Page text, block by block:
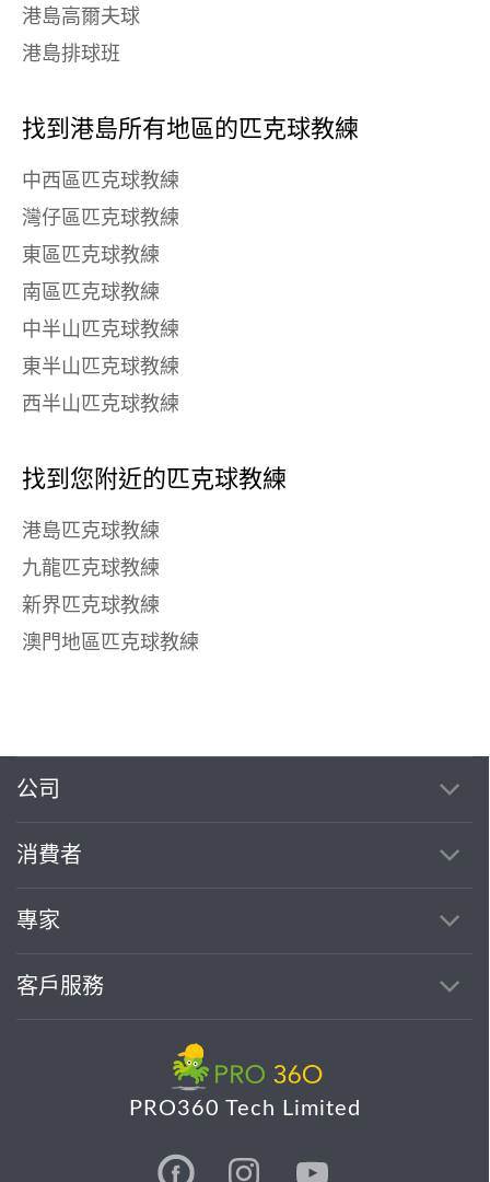
港島高爾夫球
港島排球班
找到港島所有地區的匹克球教練
中西區匹克球教練
灣仔區匹克球教練
東區匹克球教練
南區匹克球教練
中半山匹克球教練
東半山匹克球教練
西半山匹克球教練
找到您附近的匹克球教練
港島匹克球教練
九龍匹克球教練
新界匹克球教練
澳門地區匹克球教練
公司
消費者
專家
客戶服務
PRO360 Tech Limited